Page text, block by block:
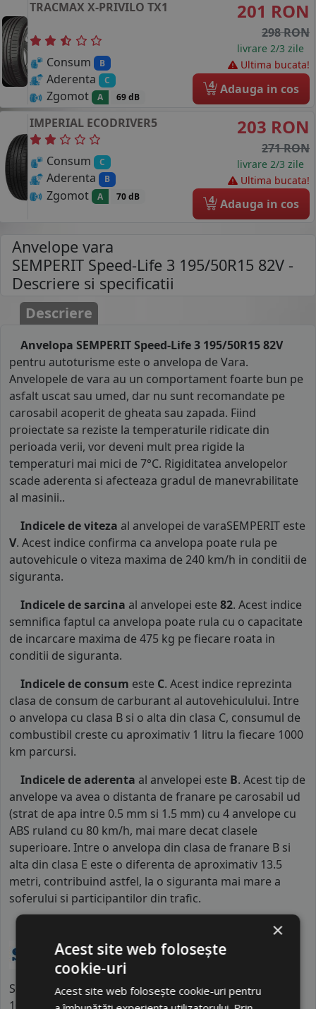
TRACMAX X-PRIVILO TX1
Consum B
Aderenta C
Zgomot A 69 dB
201 RON
298 RON
livrare 2/3 zile
Ultima bucata!
4 Adauga in cos
IMPERIAL ECODRIVER5
Consum C
Aderenta B
Zgomot A 70 dB
203 RON
271 RON
livrare 2/3 zile
Ultima bucata!
4 Adauga in cos
Anvelope vara
SEMPERIT Speed-Life 3 195/50R15 82V -
Descriere si specificatii
Descriere
Anvelopa SEMPERIT Speed-Life 3 195/50R15 82V
pentru autoturisme este o anvelopa de Vara.
Anvelopele de vara au un comportament foarte bun pe
asfalt uscat sau umed, dar nu sunt recomandate pe
carosabil acoperit de gheata sau zapada. Fiind
proiectate sa reziste la temperaturile ridicate din
perioada verii, vor deveni mult prea rigide la
temperaturi mai mici de 7°C. Rigiditatea anvelopelor
scade aderenta si afecteaza gradul de manevrabilitate
al masinii..
Indicele de viteza al anvelopei de varaSEMPERIT este
V. Acest indice confirma ca anvelopa poate rula pe
autovehicule o viteza maxima de 240 km/h in conditii de
siguranta.
Indicele de sarcina al anvelopei este 82. Acest indice
semnifica faptul ca anvelopa poate rula cu o capacitate
de incarcare maxima de 475 kg pe fiecare roata in
conditii de siguranta.
Indicele de consum este C. Acest indice reprezinta
clasa de consum de carburant al autovehiculului. Intre
o anvelopa cu clasa B si o alta din clasa C, consumul de
combustibil creste cu aproximativ 1 litru la fiecare 1000
km parcursi.
Indicele de aderenta al anvelopei este B. Acest tip de
anvelope va avea o distanta de franare pe carosabil ud
(strat de apa intre 0.5 mm si 1.5 mm) cu 4 anvelope cu
ABS ruland cu 80 km/h, mai mare decat clasele
superioare. Intre o anvelopa din clasa de franare B si
alta din clasa E este o diferenta de aproximativ 13.5
metri, contribuind astfel, la o siguranta mai mare a
soferului si participantilor din trafic.
Semperit este un brand austriac cu o tradiție de peste
100 de ani în industria cauciucului, fiind în prezent
×
Acest site web folosește
cookie-uri
Acest site web folosește cookie-uri pentru